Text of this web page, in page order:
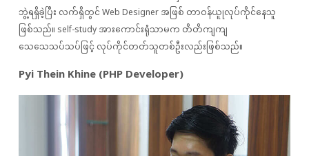
ဘွဲ့ရရှိခဲ့ပြီး လက်ရှိတွင် Web Designer အဖြစ် တာဝန်ယူုလုပ်ကိုင်နေသူ
ဖြစ်သည်။ self-study အားကောင်းရုံသာမက တိတိကျကျ
သေသေသပ်သပ်ဖြင့် လုပ်ကိုင်တတ်သူတစ်ဦးလည်းဖြစ်သည်။
Pyi Thein Khine (PHP Developer)